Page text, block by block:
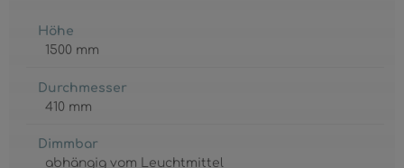
Höhe
1500 mm
Durchmesser
410 mm
Dimmbar
abhängig vom Leuchtmittel